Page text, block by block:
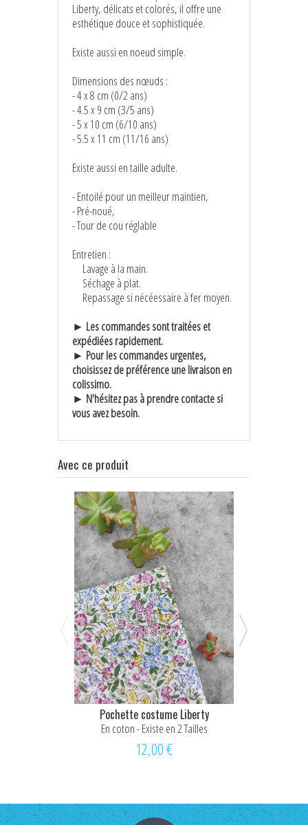
Liberty, délicats et colorés, il offre une
esthétique douce et sophistiquée.
Existe aussi en noeud simple.
Dimensions des nœuds :
- 4 x 8 cm (0/2 ans)
- 4.5 x 9 cm (3/5 ans)
- 5 x 10 cm (6/10 ans)
- 5.5 x 11 cm (11/16 ans)
Existe aussi en taille adulte.
- Entoilé pour un meilleur maintien,
- Pré-noué,
- Tour de cou réglable
Entretien :
Lavage à la main.
Séchage à plat.
Repassage si nécéessaire à fer moyen.
► Les commandes sont traitées et
expédiées rapidement.
► Pour les commandes urgentes,
choisissez de préférence une livraison en
colissimo.
► N'hésitez pas à prendre contacte si
vous avez besoin.
Avec ce produit
Pochette costume Liberty
En coton - Existe en 2 Tailles
12,00 €